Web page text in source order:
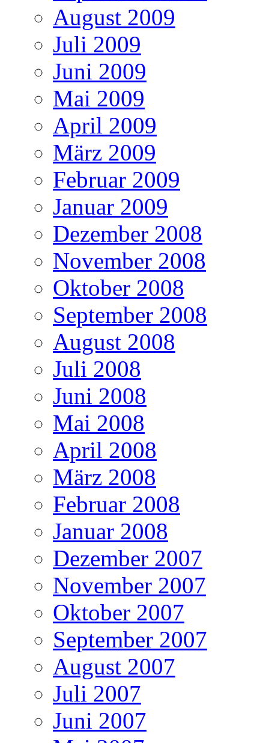
August 2009
Juli 2009
Juni 2009
Mai 2009
April 2009
März 2009
Februar 2009
Januar 2009
Dezember 2008
November 2008
Oktober 2008
September 2008
August 2008
Juli 2008
Juni 2008
Mai 2008
April 2008
März 2008
Februar 2008
Januar 2008
Dezember 2007
November 2007
Oktober 2007
September 2007
August 2007
Juli 2007
Juni 2007